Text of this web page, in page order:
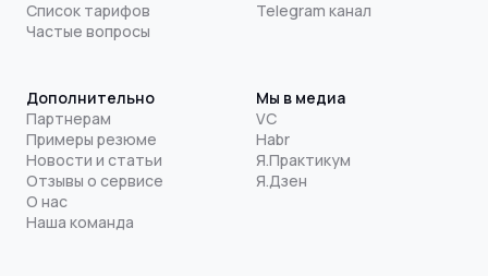
Список тарифов
Частые вопросы
Telegram канал
Дополнительно
Партнерам
Примеры резюме
Новости и статьи
Отзывы о сервисе
О нас
Наша команда
Мы в медиа
VC
Habr
Я.Практикум
Я.Дзен